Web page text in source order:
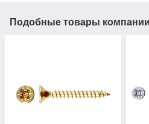
Подобные товары компании